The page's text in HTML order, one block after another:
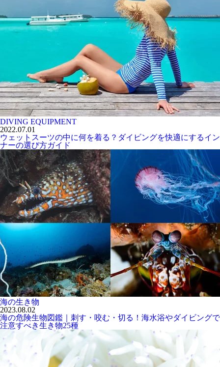
DIVING EQUIPMENT
2022.07.01
ウェットスーツの中に何を着る？ダイビングを快適にするイン
ナーの選び方ガイド
海の生き物
2023.08.02
海の危険生物図鑑｜刺す・咬む・切る！海水浴やダイビングで
注意すべき生き物25種